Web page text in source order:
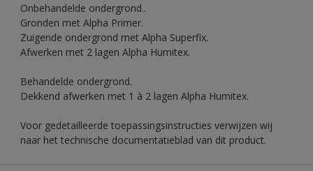
Onbehandelde ondergrond..
Gronden met Alpha Primer.
Zuigende ondergrond met Alpha Superfix.
Afwerken met 2 lagen Alpha Humitex.
Behandelde ondergrond.
Dekkend afwerken met 1 à 2 lagen Alpha Humitex.
Voor gedetailleerde toepassingsinstructies verwijzen wij
naar het technische documentatieblad van dit product.